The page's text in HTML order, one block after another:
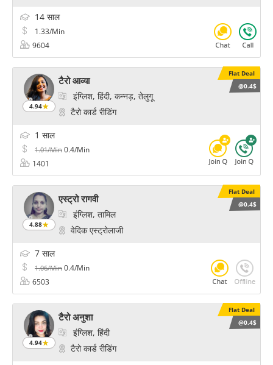
14 साल
1.33/Min
9604
Flat Deal
@0.4$
4.94
टैरो आव्या
इंग्लिश, हिंदी, कन्नड़, तेलुगू
टैरो कार्ड रीडिंग
1 साल
1.01/Min 0.4/Min
1401
Flat Deal
@0.4$
4.88
एस्ट्रो रागवी
इंग्लिश, तामिल
वेदिक एस्ट्रोलाजी
7 साल
1.06/Min 0.4/Min
6503
Flat Deal
@0.4$
4.94
टैरो अनुशा
इंग्लिश, हिंदी
टैरो कार्ड रीडिंग